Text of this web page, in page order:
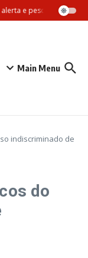
e pesca pode ser
Main Menu
indiscriminado de
do